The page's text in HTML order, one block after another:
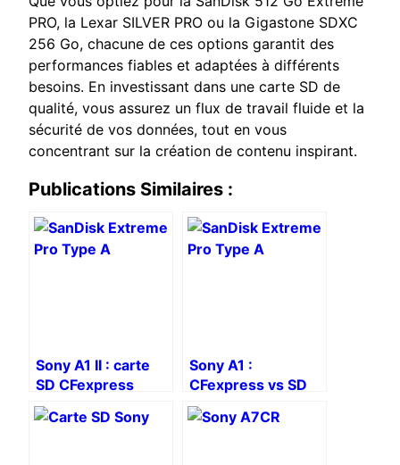
PRO, la Lexar SILVER PRO ou la Gigastone SDXC
256 Go, chacune de ces options garantit des
performances fiables et adaptées à différents
besoins. En investissant dans une carte SD de
qualité, vous assurez un flux de travail fluide et la
sécurité de vos données, tout en vous
concentrant sur la création de contenu inspirant.
Publications Similaires :
Sony A1 II : carte
SD CFexpress
Type A vs SD UHS-
II
Sony A1 :
CFexpress vs SD
UHS-II – vidéo et
rafale